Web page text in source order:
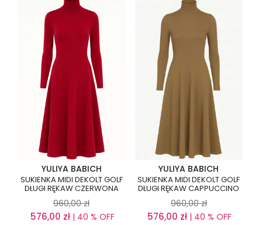
YULIYA BABICH
SUKIENKA MIDI DEKOLT GOLF
DŁUGI RĘKAW CZERWONA
960,00 zł
576,00 zł| 40 % OFF
YULIYA BABICH
SUKIENKA MIDI DEKOLT GOLF
DŁUGI RĘKAW CAPPUCCINO
960,00 zł
576,00 zł | 40 % OFF